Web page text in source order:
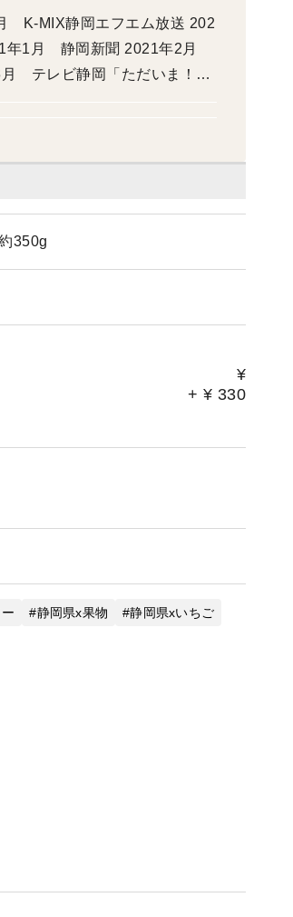
350g
¥
+ ¥ 330
静岡県x果物
静岡県xいちご
開けた途端部屋いっぱいに広がり
K-MIX静岡エフエム放送 202
年1月 静岡新聞 2021年2月
テレビ静岡「ただいま！テ
ンスタグラム 2024年1月 フ